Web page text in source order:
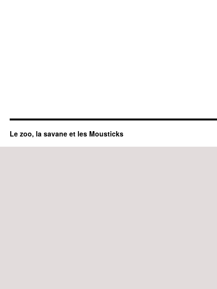
Le zoo, la savane et les Mousticks